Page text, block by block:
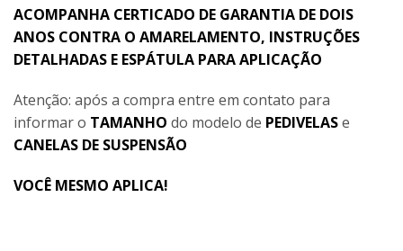
ACOMPANHA CERTICADO DE GARANTIA DE DOIS
ANOS CONTRA O AMARELAMENTO, INSTRUÇÕES
DETALHADAS E ESPÁTULA PARA APLICAÇÃO
Atenção: após a compra entre em contato para
informar o TAMANHO do modelo de PEDIVELASe
CANELAS DE SUSPENSÃO
VOCÊ MESMO APLICA!